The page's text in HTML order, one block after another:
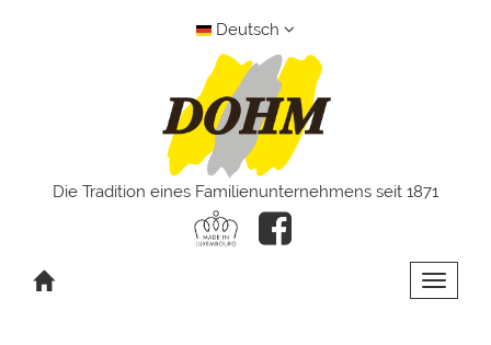
Deutsch
Die Tradition eines Familienunternehmens seit 1871
Toggle